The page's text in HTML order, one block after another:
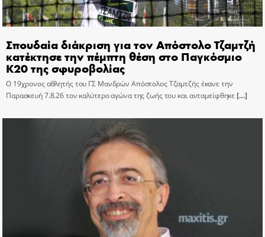
Σπουδαία διάκριση για τον Απόστολο Τζαμτζή
κατέκτησε την πέμπτη θέση στο Παγκόσμιο
Κ20 της σφυροβολίας
Ο 19χρονος αθλητής του ΓΣ Μανδρών Απόστολος Τζαμτζής έκανε την
Παρασκευή 7.8.26 τον καλύτερο αγώνα της ζωής του και ανταμείφθηκε[…]